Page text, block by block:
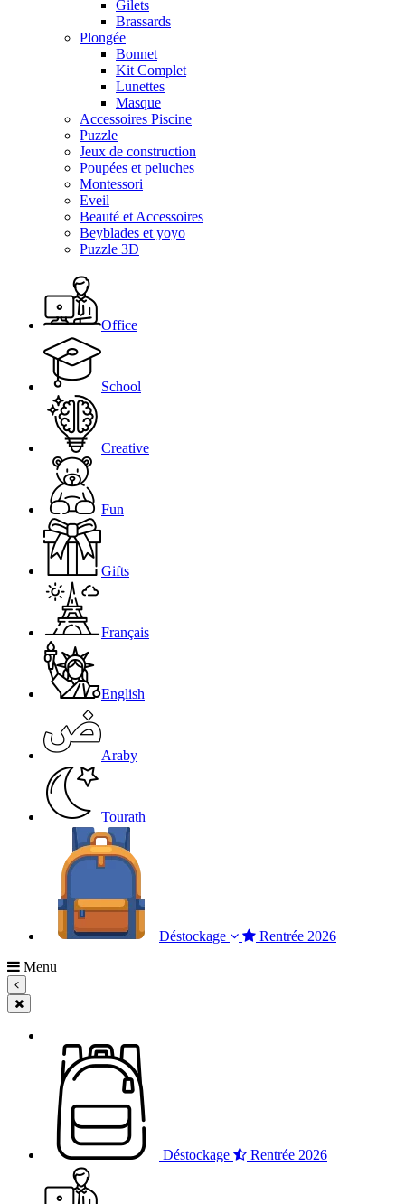
Gilets
Brassards
Plongée
Bonnet
Kit Complet
Lunettes
Masque
Accessoires Piscine
Puzzle
Jeux de construction
Poupées et peluches
Montessori
Eveil
Beauté et Accessoires
Beyblades et yoyo
Puzzle 3D
Office
School
Creative
Fun
Gifts
Français
English
Araby
Tourath
Déstockage
Rentrée 2026
Menu
Déstockage Rentrée 2026